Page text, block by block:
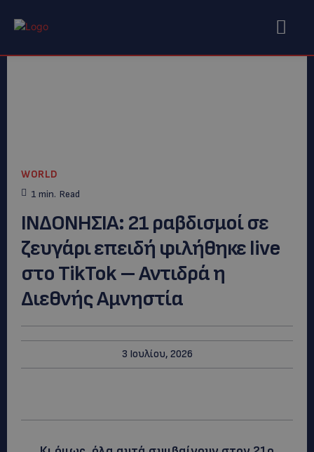
WORLD
1 min. Read
ΙΝΔΟΝΗΣΙΑ: 21 ραβδισμοί σε
ζευγάρι επειδή φιλήθηκε live
στο TikTok – Αντιδρά η
Διεθνής Αμνηστία
3 Ιουλίου, 2026